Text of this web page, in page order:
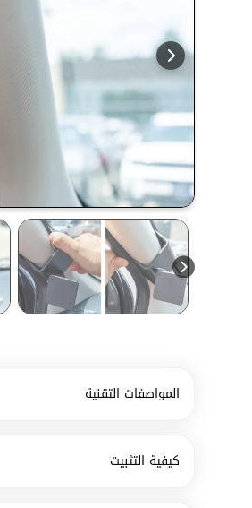
المواصفات التقنية
كيفية التثبيت